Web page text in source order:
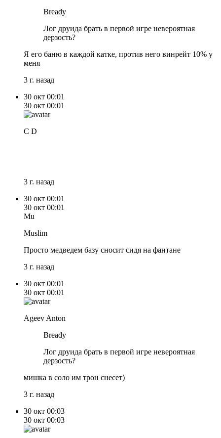
Bready
Лог друида брать в первой игре невероятная
дерзость?
Я его баню в каждой катке, против него винрейт 10% у
меня
3 г. назад
30 окт 00:01
30 окт 00:01
C D
3 г. назад
30 окт 00:01
30 окт 00:01
Mu
Muslim
Просто медведем базу сносит сидя на фантане
3 г. назад
30 окт 00:01
30 окт 00:01
Ageev Anton
Bready
Лог друида брать в первой игре невероятная
дерзость?
мишка в соло им трон снесет)
3 г. назад
30 окт 00:03
30 окт 00:03